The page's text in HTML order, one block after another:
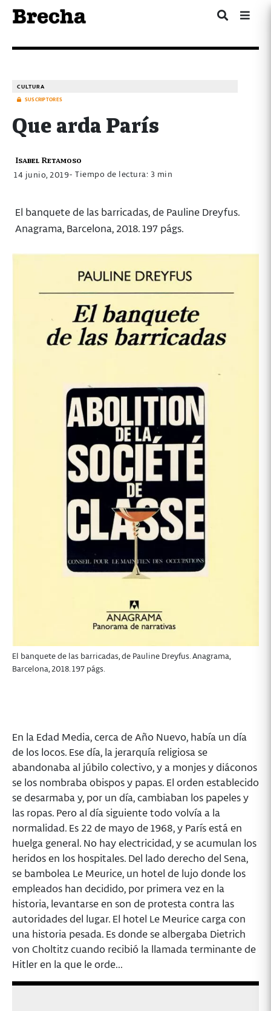
CULTURA
SUSCRIPTORES
Que arda París
Isabel Retamoso
14 junio, 2019- Tiempo de lectura: 3 min
El banquete de las barricadas, de Pauline Dreyfus.
Anagrama, Barcelona, 2018. 197 págs.
El banquete de las barricadas, de Pauline Dreyfus. Anagrama,
Barcelona, 2018. 197 págs.
En la Edad Media, cerca de Año Nuevo, había un día
de los locos. Ese día, la jerarquía religiosa se
abandonaba al júbilo colectivo, y a monjes y diáconos
se los nombraba obispos y papas. El orden establecido
se desarmaba y, por un día, cambiaban los papeles y
las ropas. Pero al día siguiente todo volvía a la
normalidad. Es 22 de mayo de 1968, y París está en
huelga general. No hay electricidad, y se acumulan los
heridos en los hospitales. Del lado derecho del Sena,
se bambolea Le Meurice, un hotel de lujo donde los
empleados han decidido, por primera vez en la
historia, levantarse en son de protesta contra las
autoridades del lugar. El hotel Le Meurice carga con
una historia pesada. Es donde se albergaba Dietrich
von Choltitz cuando recibió la llamada terminante de
Hitler en la que le orde...